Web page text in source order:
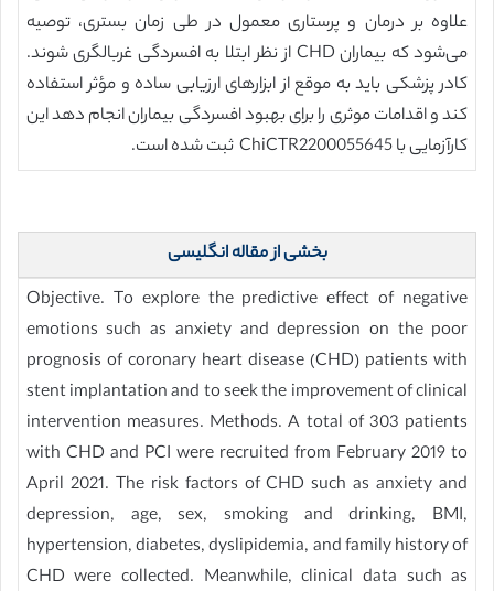
علاوه بر درمان و پرستاری معمول در طی زمان بستری، توصیه
می‌شود که بیماران CHD از نظر ابتلا به افسردگی غربالگری شوند.
کادر پزشکی باید به موقع از ابزارهای ارزیابی ساده و مؤثر استفاده
کند و اقدامات موثری را برای بهبود افسردگی بیماران انجام دهد این
کارآزمایی با ChiCTR2200055645 ثبت شده است.
بخشی از مقاله انگلیسی
Objective. To explore the predictive effect of negative
emotions such as anxiety and depression on the poor
prognosis of coronary heart disease (CHD) patients with
stent implantation and to seek the improvement of clinical
intervention measures. Methods. A total of 303 patients
with CHD and PCI were recruited from February 2019 to
April 2021. The risk factors of CHD such as anxiety and
depression, age, sex, smoking and drinking, BMI,
hypertension, diabetes, dyslipidemia, and family history of
CHD were collected. Meanwhile, clinical data such as